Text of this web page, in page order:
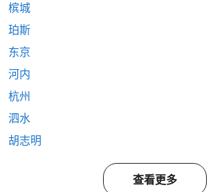
槟城
珀斯
东京
河内
杭州
泗水
胡志明
查看更多